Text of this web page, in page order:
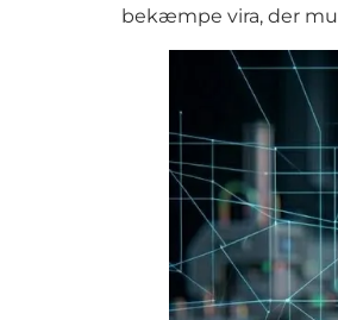
bekæmpe vira, der